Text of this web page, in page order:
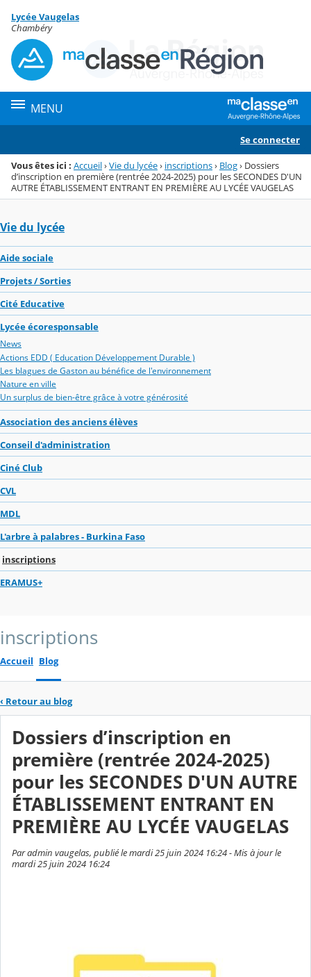
Menu de la rubrique
Contenu
Lycée Vaugelas
Chambéry
MENU
Se connecter
Vous êtes ici : Accueil›Vie du lycée› inscriptions› Blog› Dossiers
d’inscription en première (rentrée 2024-2025) pour les SECONDES D'UN
AUTRE ÉTABLISSEMENT ENTRANT EN PREMIÈRE AU LYCÉE VAUGELAS
Vie du lycée
Aide sociale
Projets / Sorties
Cité Educative
Lycée écoresponsable
News
Actions EDD ( Education Développement Durable )
Les blagues de Gaston au bénéfice de l'environnement
Nature en ville
Un surplus de bien-être grâce à votre générosité
Association des anciens élèves
Conseil d'administration
Ciné Club
CVL
MDL
L'arbre à palabres - Burkina Faso
inscriptions
ERAMUS+
inscriptions
Accueil Blog
‹ Retour au blog
Dossiers d’inscription en
première (rentrée 2024-2025)
pour les SECONDES D'UN AUTRE
ÉTABLISSEMENT ENTRANT EN
PREMIÈRE AU LYCÉE VAUGELAS
Par admin vaugelas, publié le mardi 25 juin 2024 16:24 - Mis à jour le
mardi 25 juin 2024 16:24